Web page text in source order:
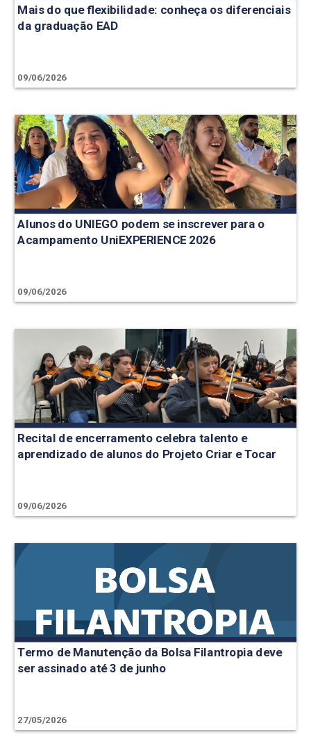
Mais do que flexibilidade: conheça os diferenciais
da graduação EAD
09/06/2026
Alunos do UNIEGO podem se inscrever para o
Acampamento UniEXPERIENCE 2026
09/06/2026
Recital de encerramento celebra talento e
aprendizado de alunos do Projeto Criar e Tocar
09/06/2026
Termo de Manutenção da Bolsa Filantropia deve
ser assinado até 3 de junho
27/05/2026